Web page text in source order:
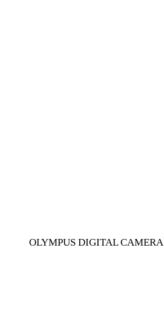
OLYMPUS DIGITAL CAMERA